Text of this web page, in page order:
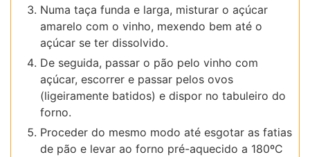
Numa taça funda e larga, misturar o açúcar
amarelo com o vinho, mexendo bem até o
açúcar se ter dissolvido.
De seguida, passar o pão pelo vinho com
açúcar, escorrer e passar pelos ovos
(ligeiramente batidos) e dispor no tabuleiro do
forno.
Proceder do mesmo modo até esgotar as fatias
de pão e levar ao forno pré-aquecido a 180ºC